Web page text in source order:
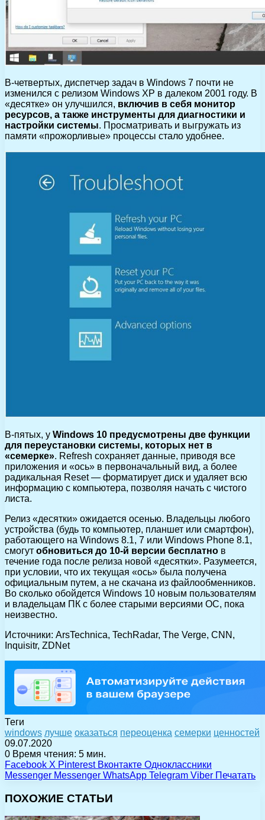
В-четвертых, диспетчер задач в Windows 7 почти не
изменился с релизом Windows XP в далеком 2001 году. В
«десятке» он улучшился, включив в себя монитор
ресурсов, а также инструменты для диагностики и
настройки системы. Просматривать и выгружать из
памяти «прожорливые» процессы стало удобнее.
В-пятых, у Windows 10 предусмотрены две функции
для переустановки системы, которых нет в
«семерке». Refresh сохраняет данные, приводя все
приложения и «ось» в первоначальный вид, а более
радикальная Reset — форматирует диск и удаляет всю
информацию с компьютера, позволяя начать с чистого
листа.
Релиз «десятки» ожидается осенью. Владельцы любого
устройства (будь то компьютер, планшет или смартфон),
работающего на Windows 8.1, 7 или Windows Phone 8.1,
смогут обновиться до 10-й версии бесплатно в
течение года после релиза новой «десятки». Разумеется,
при условии, что их текущая «ось» была получена
официальным путем, а не скачана из файлообменников.
Во сколько обойдется Windows 10 новым пользователям
и владельцам ПК с более старыми версиями ОС, пока
неизвестно.
Источники: ArsTechnica, TechRadar, The Verge, CNN,
Inquisitr, ZDNet
Теги
windows лучше оказаться переоценка семерки ценностей
09.07.2020
0 Время чтения: 5 мин.
Facebook X Pinterest Вконтакте Одноклассники
Messenger Messenger WhatsApp Telegram Viber Печатать
ПОХОЖИЕ СТАТЬИ